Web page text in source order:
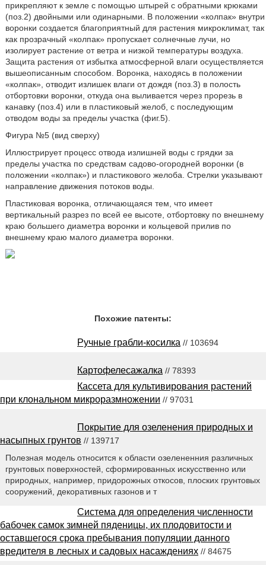
прикрепляют к земле с помощью штырей с обратными крюками
(поз.2) двойными или одинарными. В положении «колпак» внутри
воронки создается благоприятный для растения микроклимат, так
как прозрачный «колпак» пропускает солнечные лучи, но
изолирует растение от ветра и низкой температуры воздуха.
Защита растения от избытка атмосферной влаги осуществляется
вышеописанным способом. Воронка, находясь в положении
«колпак», отводит излишек влаги от дождя (поз.3) в полость
отбортовки воронки, откуда она выливается через прорезь в
канавку (поз.4) или в пластиковый желоб, с последующим
отводом воды за пределы участка (фиг.5).
Фигура №5 (вид сверху)
Иллюстрирует процесс отвода излишней воды с грядки за
пределы участка по средствам садово-огородней воронки (в
положении «колпак») и пластикового желоба. Стрелки указывают
направление движения потоков воды.
Пластиковая воронка, отличающаяся тем, что имеет
вертикальный разрез по всей ее высоте, отбортовку по внешнему
краю большего диаметра воронки и кольцевой прилив по
внешнему краю малого диаметра воронки.
Похожие патенты:
Ручные грабли-косилка // 103694
Картофелесажалка // 78393
Кассета для культивирования растений
при клональном микроразмножении // 97031
Покрытие для озеленения природных и
насыпных грунтов // 139717
Полезная модель относится к области озелененния различных
грунтовых поверхностей, сформированных искусственно или
природных, например, придорожных откосов, плоских грунтовых
сооружений, декоративных газонов и т
Система для определения численности
бабочек самок зимней пяденицы, их плодовитости и
оставшегося срока пребывания популяции данного
вредителя в лесных и садовых насаждениях // 84675